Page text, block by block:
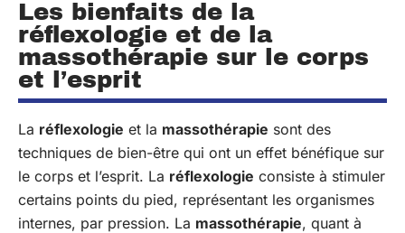
Les bienfaits de la
réflexologie et de la
massothérapie sur le corps
et l’esprit
La réflexologie et la massothérapie sont des
techniques de bien-être qui ont un effet bénéfique sur
le corps et l’esprit. La réflexologie consiste à stimuler
certains points du pied, représentant les organismes
internes, par pression. La massothérapie, quant à